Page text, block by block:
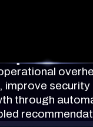
improve security
through